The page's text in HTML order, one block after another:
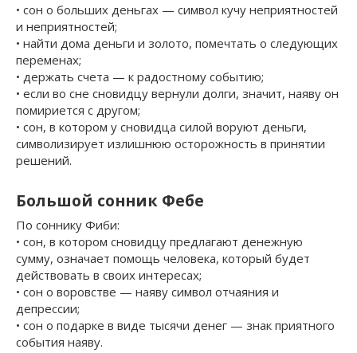
• сон о больших деньгах — символ кучу неприятностей
и неприятностей;
• найти дома деньги и золото, помечтать о следующих
переменах;
• держать счета — к радостному событию;
• если во сне сновидцу вернули долги, значит, наяву он
помириется с другом;
• сон, в котором у сновидца силой воруют деньги,
символизирует излишнюю осторожность в принятии
решений.
Большой сонник Фебе
По соннику Фиби:
• сон, в котором сновидцу предлагают денежную
сумму, означает помощь человека, который будет
действовать в своих интересах;
• сон о воровстве — наяву символ отчаяния и
депрессии;
• сон о подарке в виде тысячи денег — знак приятного
события наяву.